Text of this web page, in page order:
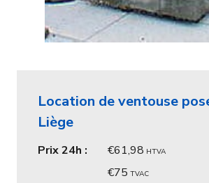
Location de ventouse
Liège
Prix 24h : 61,98 HTVA
75 TVAC